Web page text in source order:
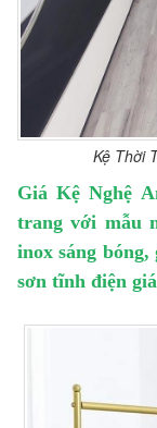
Kệ Thời
Giá Kệ Nghệ
trang với mẫu
inox sáng
sơn tĩnh điện